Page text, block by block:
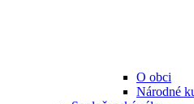
O obci
Národné